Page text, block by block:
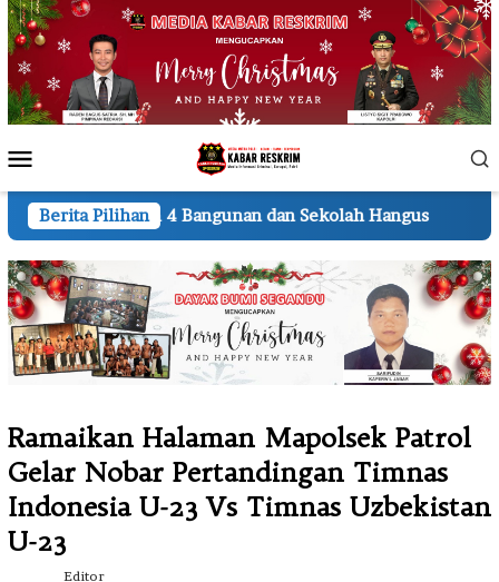
Loncat
ke
konten
Mobile
Berita Pilihan
dan Sekolah Hangus Lembur hingga
Ramaikan Halaman Mapolsek Patrol
Gelar Nobar Pertandingan Timnas
Indonesia U-23 Vs Timnas Uzbekistan
U-23
Editor